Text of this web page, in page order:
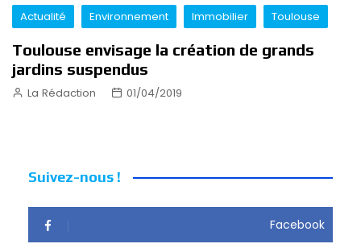
Actualité Environnement Immobilier Toulouse
Toulouse envisage la création de grands
jardins suspendus
La Rédaction 01/04/2019
Suivez-nous !
Facebook